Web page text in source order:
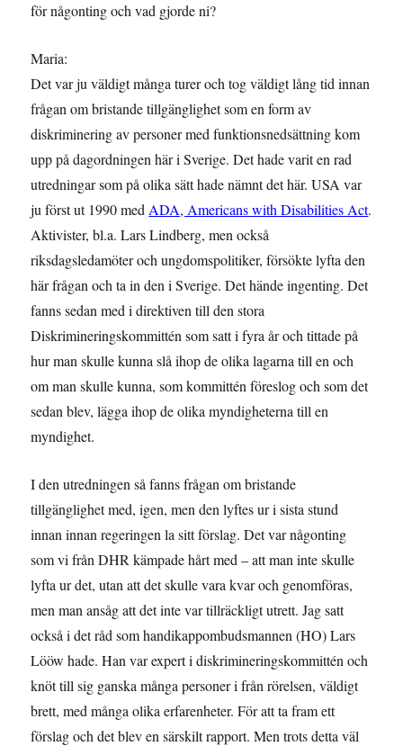
för någonting och vad gjorde ni?
Maria:
Det var ju väldigt många turer och tog väldigt lång tid innan
frågan om bristande tillgänglighet som en form av
diskriminering av personer med funktionsnedsättning kom
upp på dagordningen här i Sverige. Det hade varit en rad
utredningar som på olika sätt hade nämnt det här. USA var
ju först ut 1990 med ADA, Americans with Disabilities Act.
Aktivister, bl.a. Lars Lindberg, men också
riksdagsledamöter och ungdomspolitiker, försökte lyfta den
här frågan och ta in den i Sverige. Det hände ingenting. Det
fanns sedan med i direktiven till den stora
Diskrimineringskommittén som satt i fyra år och tittade på
hur man skulle kunna slå ihop de olika lagarna till en och
om man skulle kunna, som kommittén föreslog och som det
sedan blev, lägga ihop de olika myndigheterna till en
myndighet.
I den utredningen så fanns frågan om bristande
tillgänglighet med, igen, men den lyftes ur i sista stund
innan innan regeringen la sitt förslag. Det var någonting
som vi från DHR kämpade hårt med – att man inte skulle
lyfta ur det, utan att det skulle vara kvar och genomföras,
men man ansåg att det inte var tillräckligt utrett. Jag satt
också i det råd som handikappombudsmannen (HO) Lars
Lööw hade. Han var expert i diskrimineringskommittén och
knöt till sig ganska många personer i från rörelsen, väldigt
brett, med många olika erfarenheter. För att ta fram ett
förslag och det blev en särskilt rapport. Men trots detta väl